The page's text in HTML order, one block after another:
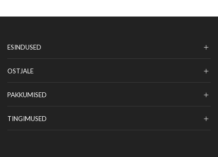
ESINDUSED
OSTJALE
PAKKUMISED
TINGIMUSED